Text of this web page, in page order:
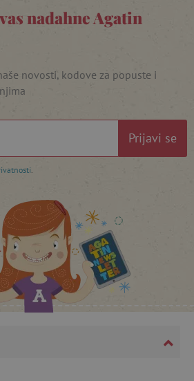
nadahne Agatin
novosti, kodove za popuste i
Prijavi se
www.agatinsvijet.hr
www.agatinsvijet.hr
PHP.net
www.agatinsvijet.hr